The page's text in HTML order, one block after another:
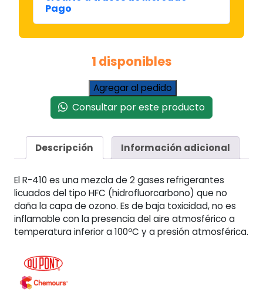
Pago
1 disponibles
Gas
Refrigerante
Freon
Garrafa
x
Kgrs.
cantidad
Agregar al pedido
Consultar por este producto
Descripción Información adicional
El R-410 es una mezcla de 2 gases refrigerantes
licuados del tipo HFC (hidrofluorcarbono) que no
daña la capa de ozono. Es de baja toxicidad, no es
inflamable con la presencia del aire atmosférico a
temperatura inferior a 100ºC y a presión atmosférica.